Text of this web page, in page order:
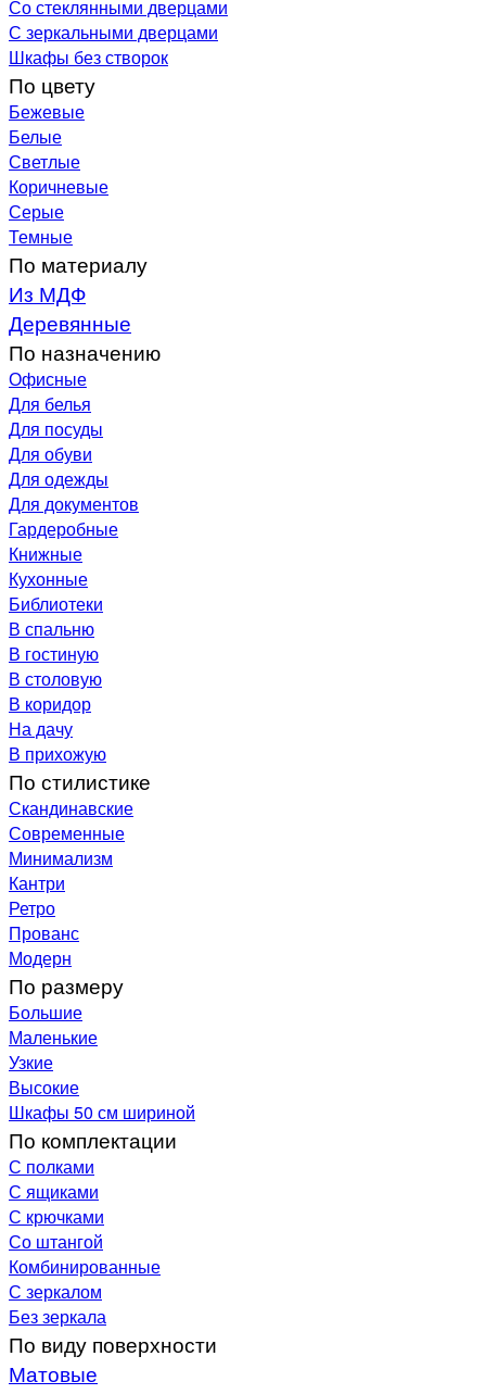
Со стеклянными дверцами
С зеркальными дверцами
Шкафы без створок
По цвету
Бежевые
Белые
Светлые
Коричневые
Серые
Темные
По материалу
Из МДФ
Деревянные
По назначению
Офисные
Для белья
Для посуды
Для обуви
Для одежды
Для документов
Гардеробные
Книжные
Кухонные
Библиотеки
В спальню
В гостиную
В столовую
В коридор
На дачу
В прихожую
По стилистике
Скандинавские
Современные
Минимализм
Кантри
Ретро
Прованс
Модерн
По размеру
Большие
Маленькие
Узкие
Высокие
Шкафы 50 см шириной
По комплектации
С полками
С ящиками
С крючками
Со штангой
Комбинированные
С зеркалом
Без зеркала
По виду поверхности
Матовые